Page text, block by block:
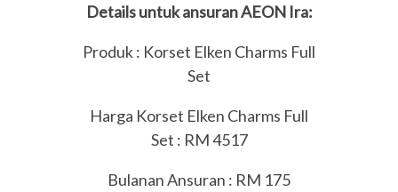
Details untuk ansuran AEON Ira:
Produk : Korset Elken Charms Full
Set
Harga Korset Elken Charms Full
Set : RM 4517
Bulanan Ansuran : RM 175